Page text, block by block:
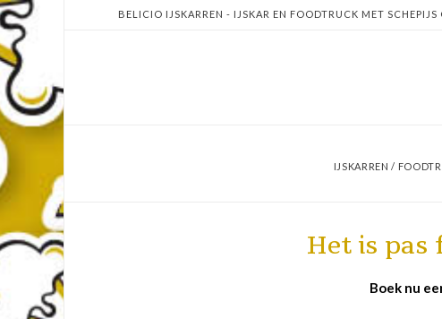
BELICIO IJSKARREN - IJSKAR EN FOODTRUCK MET SCHEPIJS
IJSKARREN /
Het is pas
Boek nu